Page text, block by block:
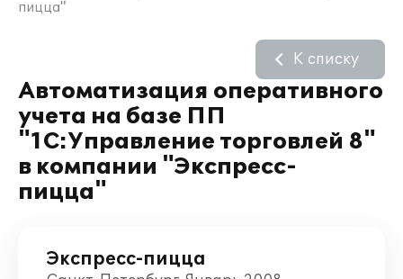
пицца"
Автоматизация оперативного
учета на базе ПП
"1С:Управление торговлей 8"
в компании "Экспресс-
пицца"
К списку
Экспресс-пицца